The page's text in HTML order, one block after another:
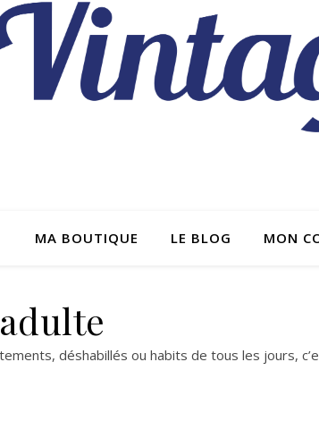
MA BOUTIQUE LE BLOG MON
déshabillés ou habits de tous les jours,